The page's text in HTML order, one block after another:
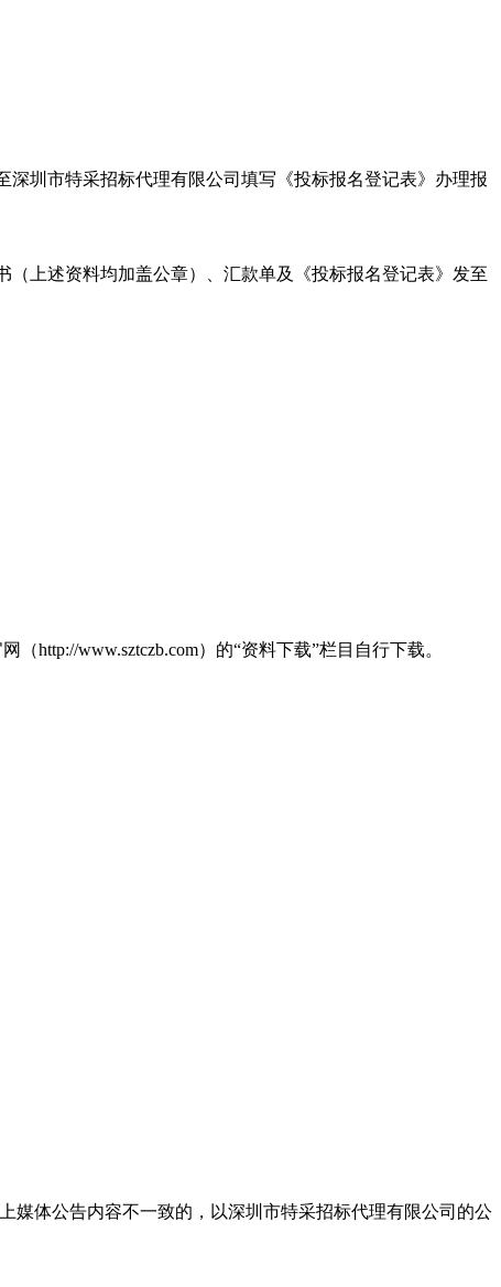
深圳市特采招标代理有限公司填写《投标报名登记表》办理报
（上述资料均加盖公章）、汇款单及《投标报名登记表》发至
http://www.sztczb.com）的“资料下载”栏目自行下载。
媒体公告内容不一致的，以深圳市特采招标代理有限公司的公